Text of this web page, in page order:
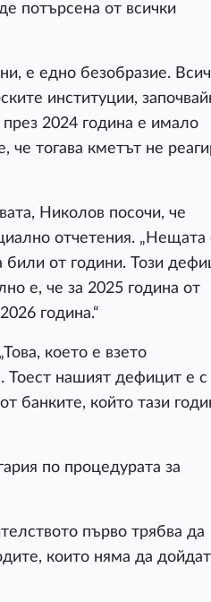
потърсена от всички
е едно безобразие.
институции,
2024 година е имало
че тогава кметът не
Николов посочи, че
отчетения. „Нещата
били от години. Този
е, че за 2025 година от
година.“
което е взето
Тоест нашият дефицит е с
банките, който тази
по процедурата за
първо трябва да
които няма да